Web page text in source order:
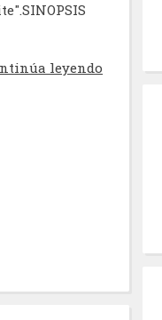
leyendo